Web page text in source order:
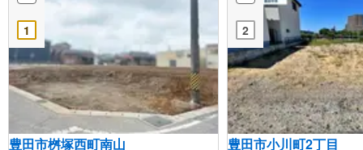
1
豊田市桝塚西町南山
2
豊田市小川町2丁目